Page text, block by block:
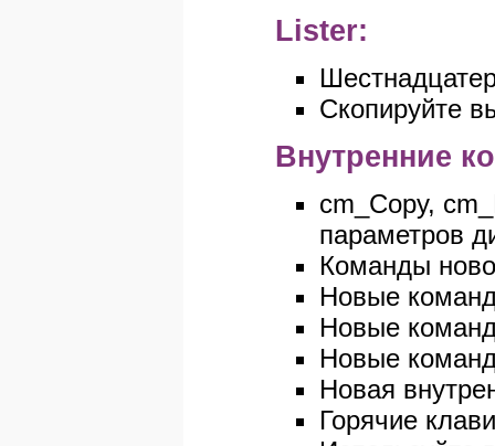
Lister:
Скопируйте
Внутренние
cm_Copy,
параметров
Команды
Новые
Новые
Новые
Новая
Горячие